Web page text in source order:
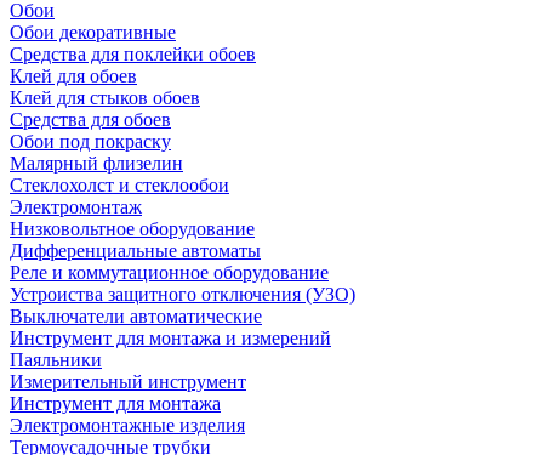
Обои
Обои декоративные
Средства для поклейки обоев
Клей для обоев
Клей для стыков обоев
Средства для обоев
Обои под покраску
Малярный флизелин
Стеклохолст и стеклообои
Электромонтаж
Низковольтное оборудование
Дифференциальные автоматы
Реле и коммутационное оборудование
Устроиства защитного отключения (УЗО)
Выключатели автоматические
Инструмент для монтажа и измерений
Паяльники
Измерительный инструмент
Инструмент для монтажа
Электромонтажные изделия
Термоусадочные трубки